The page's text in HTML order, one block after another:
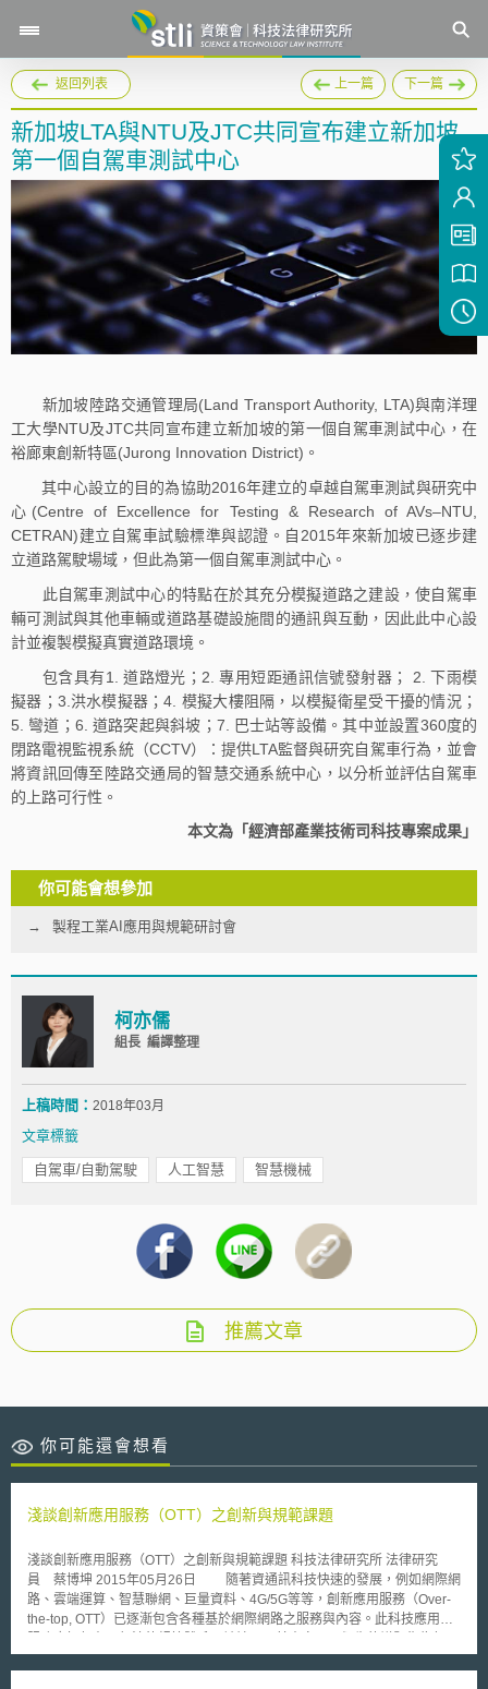
返回列表 上一篇 下一篇
新加坡LTA與NTU及JTC共同宣布建立新加坡
第一個自駕車測試中心
新加坡陸路交通管理局(Land Transport Authority, LTA)與南洋理
工大學NTU及JTC共同宣布建立新加坡的第一個自駕車測試中心，在
裕廊東創新特區(Jurong Innovation District)。
其中心設立的目的為協助2016年建立的卓越自駕車測試與研究中
心(Centre of Excellence for Testing & Research of AVs–NTU,
CETRAN)建立自駕車試驗標準與認證。自2015年來新加坡已逐步建
立道路駕駛場域，但此為第一個自駕車測試中心。
此自駕車測試中心的特點在於其充分模擬道路之建設，使自駕車
輛可測試與其他車輛或道路基礎設施間的通訊與互動，因此此中心設
計並複製模擬真實道路環境。
包含具有1. 道路燈光；2. 專用短距通訊信號發射器； 2. 下雨模
擬器；3.洪水模擬器；4. 模擬大樓阻隔，以模擬衛星受干擾的情況；
5. 彎道；6. 道路突起與斜坡；7. 巴士站等設備。其中並設置360度的
閉路電視監視系統（CCTV）：提供LTA監督與研究自駕車行為，並會
將資訊回傳至陸路交通局的智慧交通系統中心，以分析並評估自駕車
的上路可行性。
本文為「經濟部產業技術司科技專案成果」
你可能會想參加
製程工業AI應用與規範研討會
柯亦儒
組長 編譯整理
上稿時間： 2018年03月
文章標籤
自駕車/自動駕駛 人工智慧 智慧機械
推薦文章
你可能還會想看
淺談創新應用服務（OTT）之創新與規範課題
淺談創新應用服務（OTT）之創新與規範課題 科技法律研究所 法律研究
員 蔡博坤 2015年05月26日 隨著資通訊科技快速的發展，例如網際網
路、雲端運算、智慧聯網、巨量資料、4G/5G等等，創新應用服務（Over-
the-top, OTT）已逐漸包含各種基於網際網路之服務與內容。此科技應用的
均為所欲介紹的核心，本文係以美國作為觀察之對象，希冀對於我國未來在